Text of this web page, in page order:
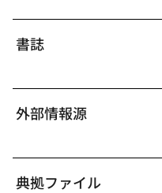
書誌
外部情報源
典拠ファイル